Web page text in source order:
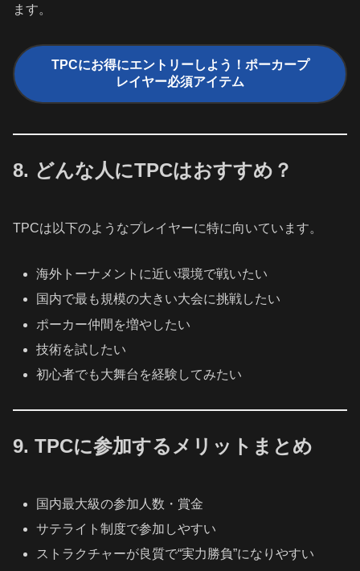
ます。
TPCにお得にエントリーしよう！ポーカープ
レイヤー必須アイテム
8. どんな人にTPCはおすすめ？
TPCは以下のようなプレイヤーに特に向いています。
海外トーナメントに近い環境で戦いたい
国内で最も規模の大きい大会に挑戦したい
ポーカー仲間を増やしたい
技術を試したい
初心者でも大舞台を経験してみたい
9. TPCに参加するメリットまとめ
国内最大級の参加人数・賞金
サテライト制度で参加しやすい
ストラクチャーが良質で“実力勝負”になりやすい